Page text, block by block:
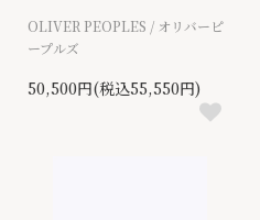
OLIVER PEOPLES / オリバーピ
ープルズ
50,500円(税込55,550円)